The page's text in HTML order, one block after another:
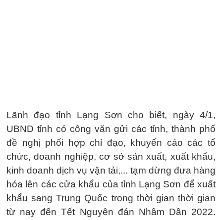
Lãnh đạo tỉnh Lạng Sơn cho biết, ngày 4/1,
UBND tỉnh có công văn gửi các tỉnh, thành phố
đề nghị phối hợp chỉ đạo, khuyến cáo các tổ
chức, doanh nghiệp, cơ sở sản xuất, xuất khẩu,
kinh doanh dịch vụ vận tải,... tạm dừng đưa hàng
hóa lên các cửa khẩu của tỉnh Lạng Sơn để xuất
khẩu sang Trung Quốc trong thời gian thời gian
từ nay đến Tết Nguyên đán Nhâm Dần 2022.